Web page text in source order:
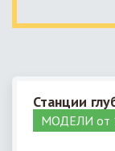
Станции
МОДЕЛИ от